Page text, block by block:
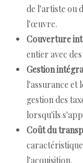
de l'artiste ou
l'œuvre.
Couverture
entier avec
Gestion
l'assurance et
gestion des
lorsqu'ils
Coût du
l'acquisition.